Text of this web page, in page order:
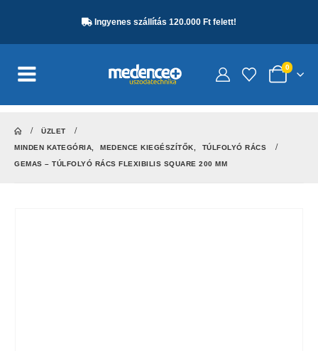
Ingyenes szállítás 120.000 Ft felett!
0
ÜZLET
MINDEN KATEGÓRIA MEDENCE KIEGÉSZÍTŐK TÚLFOLYÓ RÁCS
GEMAS – TÚLFOLYÓ RÁCS FLEXIBILIS SQUARE 200 MM